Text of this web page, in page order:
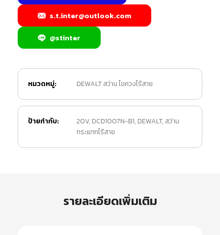
s.t.inter@outlook.com
@stinter
หมวดหมู่: DEWALT สว่าน ไขควงไร้สาย
ป้ายกำกับ: 20V, DCD1007N-B1, DEWALT, สว่าน
กระแทกไร้สาย
รายละเอียดเพิ่มเติม